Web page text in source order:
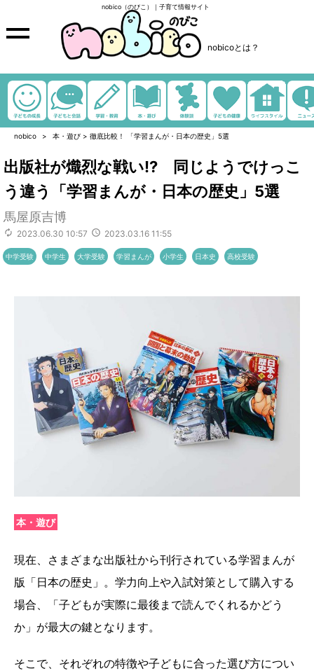
nobico（のびこ）｜子育て情報サイト
nobicoとは？
nobico 本・遊び > 徹底比較！ 「学習まんが・日本の歴史」5選
出版社が熾烈な戦い!? 同じようでけっこ
う違う「学習まんが・日本の歴史」5選
馬屋原吉博
2023.06.30 10:57 2023.03.16 11:55
中学受験 中学生 大学受験 学習まんが 小学生 日本史 高校受験
本・遊び
現在、さまざまな出版社から刊行されている学習まんが
版「日本の歴史」。学力向上や入試対策として購入する
場合、「子どもが実際に最後まで読んでくれるかどう
か」が最大の鍵となります。
そこで、それぞれの特徴や子どもに合った選び方につい